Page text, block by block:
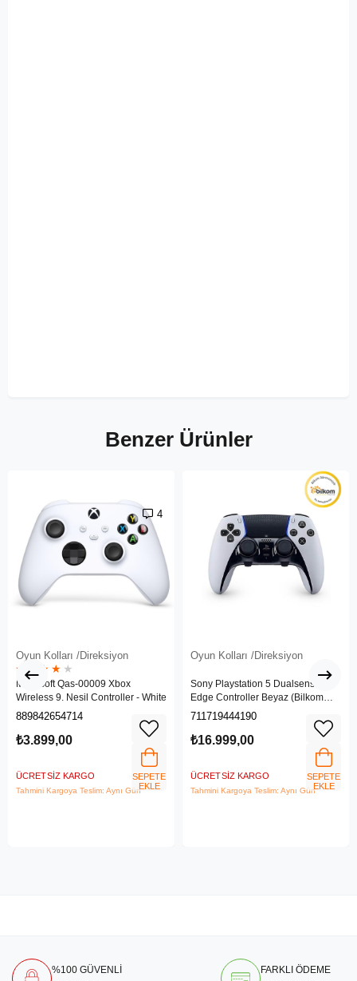
Benzer Ürünler
Oyun Kolları /Direksiyon
★ ★ ★ ★ ★
Microsoft Qas-00009 Xbox
Wireless 9. Nesil Controller - White
4
889842654714
₺3.899,00
ÜCRETSIZ KARGO
Tahmini Kargoya Teslim: Aynı Gün
SEPETE
EKLE
Oyun Kolları /Direksiyon
Sony Playstation 5 Dualsense
Edge Controller Beyaz (Bilkom
Garantili)
711719444190
₺16.999,00
ÜCRETSIZ KARGO
Tahmini Kargoya Teslim: Aynı Gün
SEPETE
EKLE
%100 GÜVENLİ
FARKLI ÖDEME